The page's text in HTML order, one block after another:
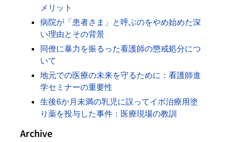
メリット
病院が「患者さま」と呼ぶのをやめ始めた深
い理由とその背景
同僚に暴力を振るった看護師の懲戒処分につ
いて
地元での医療の未来を守るために：看護師進
学セミナーの重要性
生後6か月未満の乳児に誤ってイボ治療用塗
り薬を投与した事件：医療現場の教訓
Archive